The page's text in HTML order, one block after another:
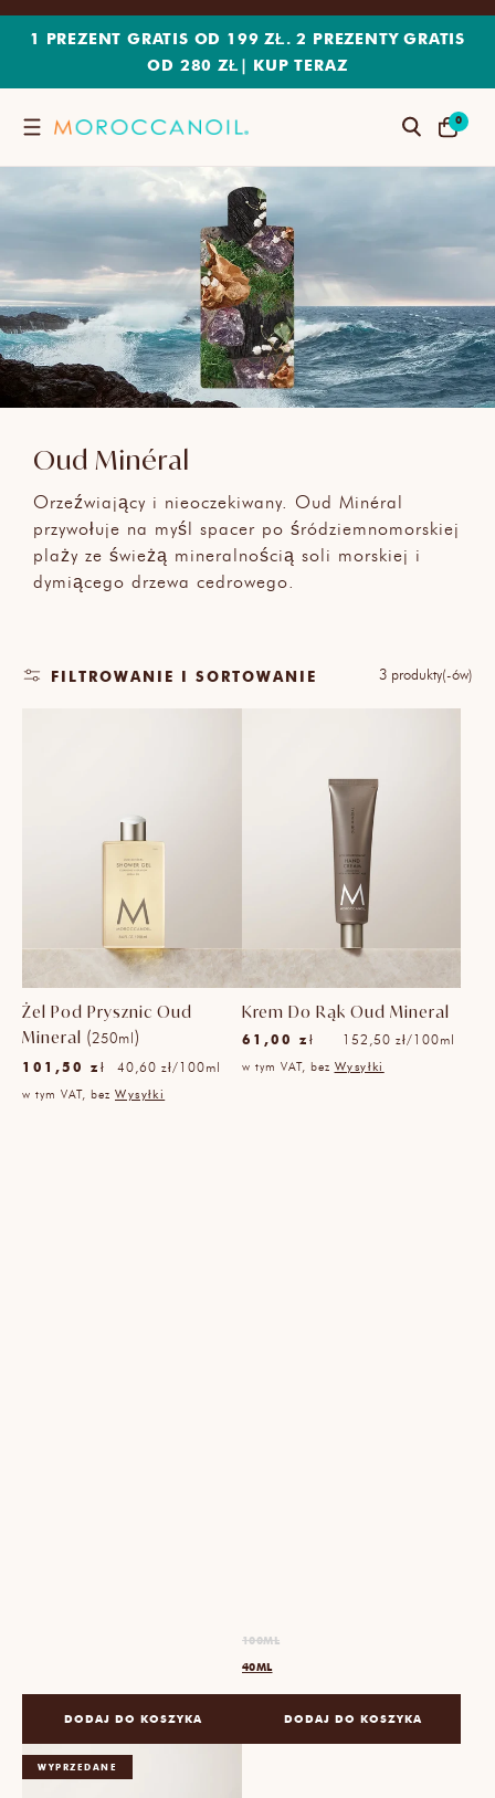
TREŚCI1 PREZENT GRATIS OD 199 ZŁ. 2 PREZENTY GRATIS
OD 280 ZŁ| KUP TERAZ
SzukajKOSZYK
0
Oud Minéral
Orzeźwiający i nieoczekiwany. Oud Minéral
przywołuje na myśl spacer po śródziemnomorskiej
plaży ze świeżą mineralnością soli morskiej i
dymiącego drzewa cedrowego.
FILTROWANIE I SORTOWANIE 3 produkty(-ów)
Żel Pod Prysznic Oud
Mineral (250ml)
Cena
regularna
101,50 zł
Cena
jednostkowa
40,60 zł/
na 100ml
w tym VAT, bez Wysyłki
DODAJ DO KOSZYKA
Krem Do Rąk Oud Mineral
61,00 zł
Cena
jednostkowa
152,50 zł/
na 100ml
w tym VAT, bez Wysyłki
100ML
40ML
DODAJ DO KOSZYKA
WYPRZEDANE